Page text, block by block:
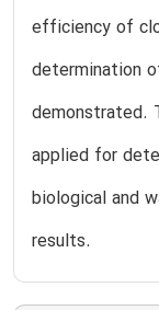
efficiency of
determination
demonstrated.
applied for
biological and
results.